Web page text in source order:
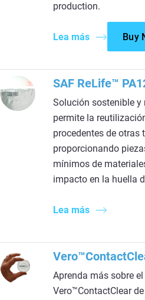
production.
Lea más Buy
SAF ReLife™
Solución sostenible y
permite la
procedentes de otras
proporcionando
mínimos de
impacto en la huella
Lea más
Aprenda más sobre
Vero™ContactClear